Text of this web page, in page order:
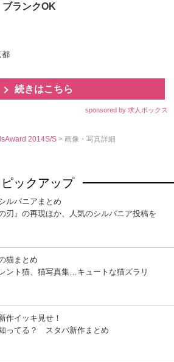
ランクOK
都
続きはこちら
sponsored by 求人ボックス
2014S/S> 画像・写真詳細
ピックアップ
ルバニアまとめ
の刃』の再現ほか、人気のシルバニア投稿を
猫まとめ
ント猫、猫写真集…キュートな猫ズラリ
作イッキ見せ！
ってる？ スタバ新作まとめ